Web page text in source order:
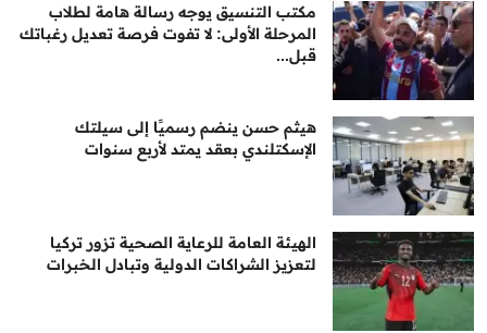
مكتب التنسيق يوجه رسالة هامة لطلاب
المرحلة الأولى: لا تفوت فرصة تعديل رغباتك
قبل...
هيثم حسن ينضم رسميًا إلى سيلتك
الإسكتلندي بعقد يمتد لأربع سنوات
الهيئة العامة للرعاية الصحية تزور تركيا
لتعزيز الشراكات الدولية وتبادل الخبرات